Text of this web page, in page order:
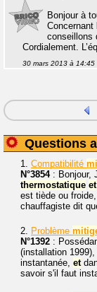
Bonjour à
Concernant
conseillons
Cordialement.
30 mars 2013 à 14:45
Questions
1. Compatibilité
N°3854: Bonjour,
thermostatique et
est tiède ou
chauffagiste dit
2. Problème
N°1392 :
(installation
instantanée, et
savoir s'il faut